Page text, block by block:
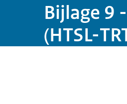
Bijlage 9
(HTSL-